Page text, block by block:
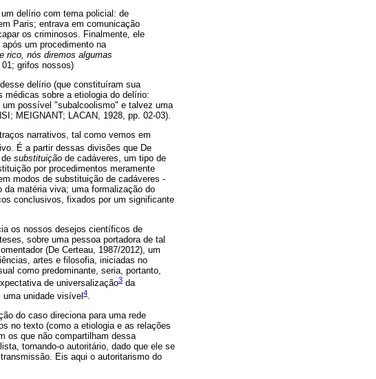
delírio com tema policial: de
Paris; entrava em comunicação
os criminosos. Finalmente, ele
um procedimento na
rico, nós diremos algumas
01; grifos nossos)
delírio (que constituíram sua
médicas sobre a etiologia do delírio:
possível "subalcoolismo" e talvez uma
MEIGNANT; LACAN, 1928, pp. 02-03).
narrativos, tal como vemos em
É a partir dessas divisões que De
substituição de cadáveres, um tipo de
por procedimentos meramente
modos de substituição de cadáveres -
matéria viva; uma formalização do
conclusivos, fixados por um significante
os nossos desejos científicos de
sobre uma pessoa portadora de tal
(De Certeau, 1987/2012), um
artes e filosofia, iniciadas no
como predominante, seria, portanto,
de universalização3 da
unidade visível4
do caso direciona para uma rede
no texto (como a etiologia e as relações
os que não compartilham dessa
tornando-o autoritário, dado que ele se
Eis aqui o autoritarismo do